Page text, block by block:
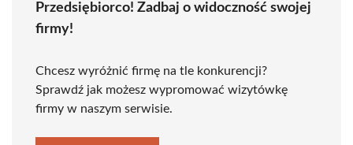
Przedsiębiorco! Zadbaj o widoczność swojej
firmy!
Chcesz wyróżnić firmę na tle konkurencji?
Sprawdź jak możesz wypromować wizytówkę
firmy w naszym serwisie.